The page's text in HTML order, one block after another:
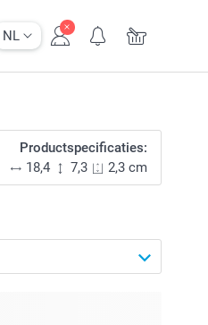
NL
Productspecificaties:
18,4
7,3 2,3 cm